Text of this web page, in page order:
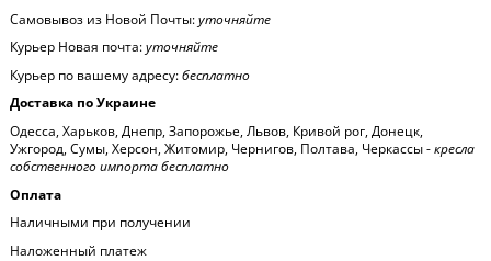
Самовывоз из Новой Почты:уточняйте
Курьер Новая почта:уточняйте
Курьер по вашему адресу:бесплатно
Доставка по Украине
Одесса, Харьков, Днепр, Запорожье, Львов, Кривой рог, Донецк,
Ужгород, Сумы, Херсон, Житомир, Чернигов, Полтава, Черкассы -кресла
собственного импорта бесплатно
Оплата
Наличными при получении
Наложенный платеж